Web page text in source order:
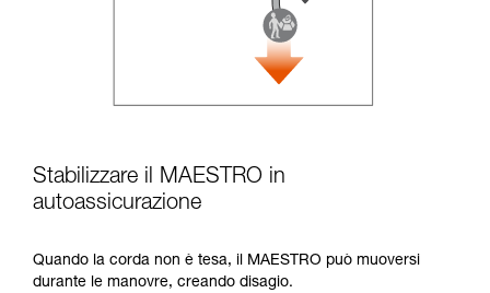
Stabilizzare il MAESTRO in
autoassicurazione
Quando la corda non è tesa, il MAESTRO può muoversi
durante le manovre, creando disagio.